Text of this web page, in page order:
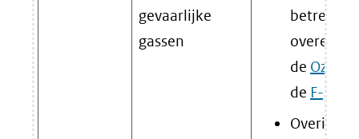
gevaarlijke
gassen
betreft:
de
de F-
Overige